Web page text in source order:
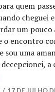
quem
cheguei
um pouco
o encontro
sou uma
a
gostos